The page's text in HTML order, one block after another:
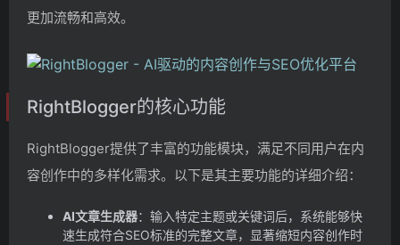
更加流畅和高效。
RightBlogger的核心功能
RightBlogger提供了丰富的功能模块，满足不同用户在内
容创作中的多样化需求。以下是其主要功能的详细介绍：
AI文章生成器：输入特定主题或关键词后，系统能够快
速生成符合SEO标准的完整文章，显著缩短内容创作时